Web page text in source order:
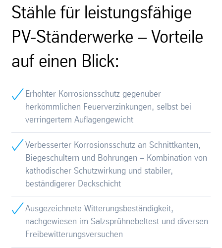
Stähle für leistungsfähige
PV-Ständerwerke – Vorteile
auf einen Blick:
Erhöhter Korrosionsschutz gegenüber
herkömmlichen Feuerverzinkungen, selbst bei
verringertem Auflagengewicht
Verbesserter Korrosionsschutz an Schnittkanten,
Biegeschultern und Bohrungen – Kombination von
kathodischer Schutzwirkung und stabiler,
beständigerer Deckschicht
Ausgezeichnete Witterungsbeständigkeit,
nachgewiesen im Salzsprühnebeltest und diversen
Freibewitterungsversuchen